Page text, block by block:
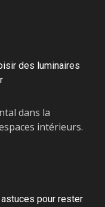
des luminaires
dans la
intérieurs.
pour rester